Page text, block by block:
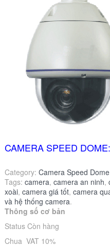
CAMERA SPEED
Category: Camera Speed Dome
Tags: camera, camera an ninh,
xoài, camera giá tốt, camera
và hệ thống camera.
Thông số cơ bản
Status Còn hàng
Chua VAT 10%